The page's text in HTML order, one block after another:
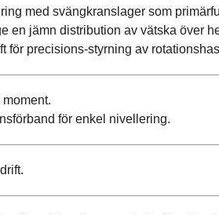
med svängkranslager som
en jämn distribution av vätska över
för precisions-styrning av
för enkel nivellering.